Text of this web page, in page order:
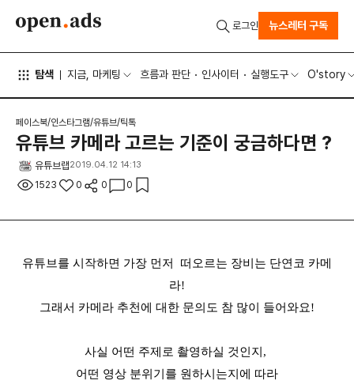
탐색 지금, 마케팅 흐름과 판단 인사이터 실행도구 O'story
로그인 뉴스레터 구독
페이스북/인스타그램/유튜브/틱톡
유튜브 카메라 고르는 기준이 궁금하다면 ?
유튜브랩2019.04.12 14:13
1523 0 0 0
유튜브를 시작하면 가장 먼저  떠오르는 장비는 단연코 카메
라!
그래서 카메라 추천에 대한 문의도 참 많이 들어와요!
사실 어떤 주제로 촬영하실 것인지,
어떤 영상 분위기를 원하시는지에 따라